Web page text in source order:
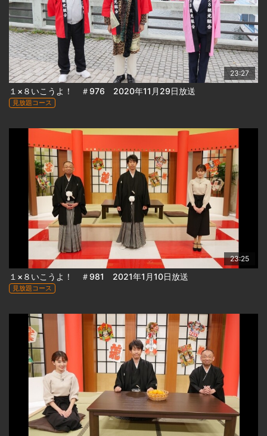
23:27
１×８いこうよ！ ＃976 2020年11月29日放送
見放題コース
23:25
１×８いこうよ！ ＃981 2021年1月10日放送
見放題コース